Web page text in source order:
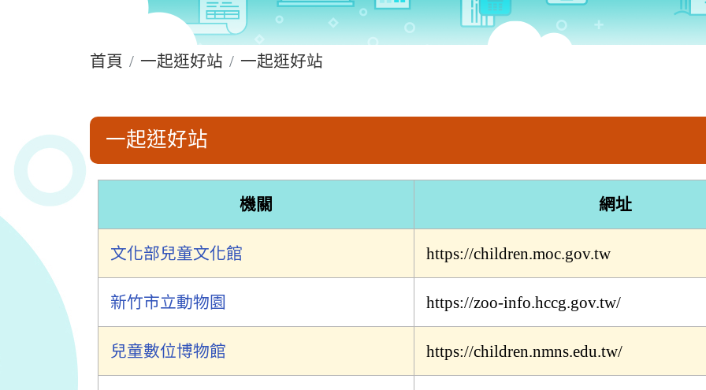
首頁 一起逛好站 一起逛好站
一起逛好站
機關 網址
文化部兒童文化館 https://children.moc.gov.tw
新竹市立動物園 https://zoo-info.hccg.gov.tw/
兒童數位博物館 https://children.nmns.edu.tw/